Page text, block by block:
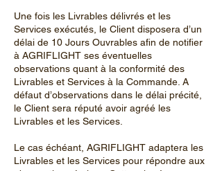
Une fois les Livrables délivrés et les
Services exécutés, le Client disposera d’un
délai de 10 Jours Ouvrables afin de notifier
à AGRIFLIGHT ses éventuelles
observations quant à la conformité des
Livrables et Services à la Commande. A
défaut d’observations dans le délai précité,
le Client sera réputé avoir agréé les
Livrables et les Services.
Le cas échéant, AGRIFLIGHT adaptera les
Livrables et les Services pour répondre aux